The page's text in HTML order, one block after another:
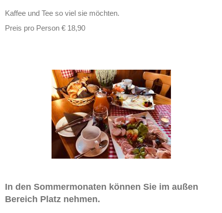
Kaffee und Tee so viel sie möchten.
Preis pro Person € 18,90
In den Sommermonaten können Sie im außen
Bereich Platz nehmen.